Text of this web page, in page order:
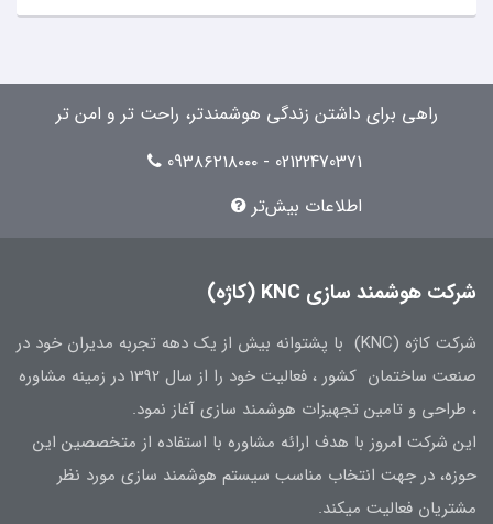
راهی برای داشتن زندگی هوشمندتر، راحت تر و امن تر
02122470371 - 09۳۸۶۲۱۸۰۰۰
اطلاعات بیش‌تر
شرکت هوشمند سازی KNC (کاژه)
شرکت کاژه (KNC) با پشتوانه بیش از یک دهه تجربه مدیران خود در
صنعت ساختمان کشور ، فعالیت خود را از سال 1392 در زمینه مشاوره
، طراحی و تامین تجهیزات هوشمند سازی آغاز نمود.
این شرکت امروز با هدف ارائه مشاوره با استفاده از متخصصین این
حوزه، در جهت انتخاب مناسب سیستم هوشمند سازی مورد نظر
مشتریان فعالیت میکند.